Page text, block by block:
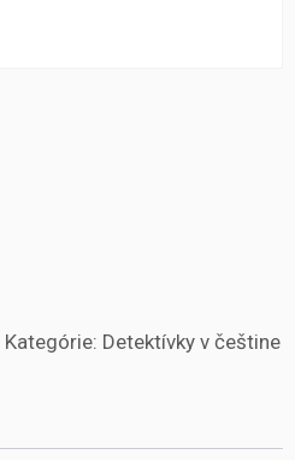
Kategórie: Detektívky v češtine